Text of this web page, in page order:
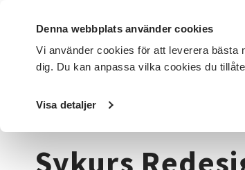
Denna webbplats använder cookies
Vi använder cookies för att leverera bästa
dig. Du kan anpassa vilka cookies du
Visa detaljer
DET HÄR GÖR VI FÖR DIG SOM SÖK
Startsida / Kurser och evenemang